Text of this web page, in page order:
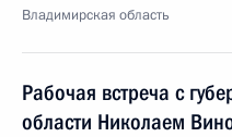
Владимирская область
Рабочая встреча с
области Николаем